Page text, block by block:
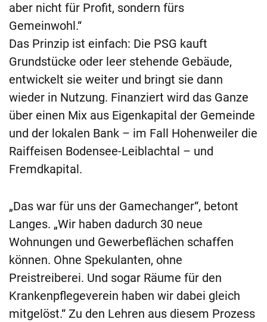
aber nicht für Profit, sondern fürs
Gemeinwohl.“
Das Prinzip ist einfach: Die PSG kauft
Grundstücke oder leer stehende Gebäude,
entwickelt sie weiter und bringt sie dann
wieder in Nutzung. Finanziert wird das Ganze
über einen Mix aus Eigenkapital der Gemeinde
und der lokalen Bank – im Fall Hohenweiler die
Raiffeisen Bodensee-Leiblachtal – und
Fremdkapital.
„Das war für uns der Gamechanger“, betont
Langes. „Wir haben dadurch 30 neue
Wohnungen und Gewerbeflächen schaffen
können. Ohne Spekulanten, ohne
Preistreiberei. Und sogar Räume für den
Krankenpflegeverein haben wir dabei gleich
mitgelöst.“ Zu den Lehren aus diesem Prozess